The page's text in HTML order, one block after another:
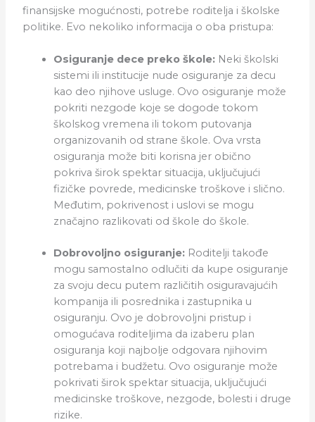
finansijske mogućnosti, potrebe roditelja i školske
politike. Evo nekoliko informacija o oba pristupa:
Osiguranje dece preko škole: Neki školski
sistemi ili institucije nude osiguranje za decu
kao deo njihove usluge. Ovo osiguranje može
pokriti nezgode koje se dogode tokom
školskog vremena ili tokom putovanja
organizovanih od strane škole. Ova vrsta
osiguranja može biti korisna jer obično
pokriva širok spektar situacija, uključujući
fizičke povrede, medicinske troškove i slično.
Međutim, pokrivenost i uslovi se mogu
značajno razlikovati od škole do škole.
Dobrovoljno osiguranje: Roditelji takođe
mogu samostalno odlučiti da kupe osiguranje
za svoju decu putem različitih osiguravajućih
kompanija ili posrednika i zastupnika u
osiguranju. Ovo je dobrovoljni pristup i
omogućava roditeljima da izaberu plan
osiguranja koji najbolje odgovara njihovim
potrebama i budžetu. Ovo osiguranje može
pokrivati širok spektar situacija, uključujući
medicinske troškove, nezgode, bolesti i druge
rizike.